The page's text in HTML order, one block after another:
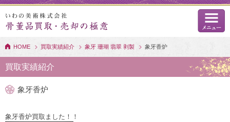
HOME 買取実績紹介 象牙 珊瑚 翡翠 剥製 象牙香炉
買取実績紹介
象牙香炉
象牙香炉買取ました！！